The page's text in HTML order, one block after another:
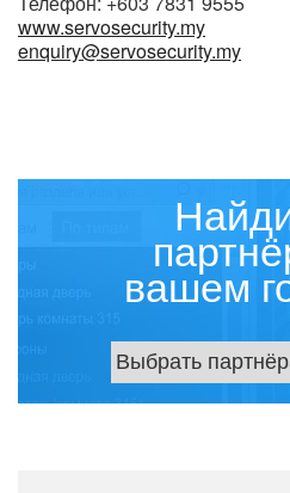
www.servosecurity.my
enquiry@servosecurity.my
вашем